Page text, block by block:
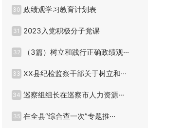
30 政绩观学习教育计划表
31 2023入党积极分子党课
32 （3篇）树立和践行正确政绩观···
33 XX县纪检监察干部关于树立和···
34 巡察组组长在巡察市人力资源···
35 在全县“综合查一次”专题推···